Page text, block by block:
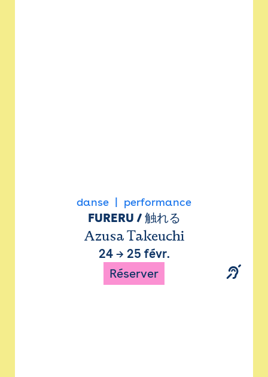
danse performance
FURERU / 触れる
Azusa Takeuchi
24→ 25 févr.
Réserver